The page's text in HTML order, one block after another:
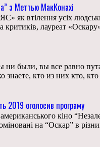
з Меттью МакКонахі
втілення усіх
критиків, лауреат
были, вы все равно
знаете, кто из них кто, кто
2019 оголосив програму
кіно
на “Оскар” в